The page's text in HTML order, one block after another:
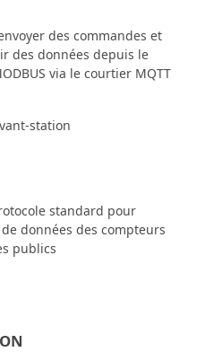
des commandes et
des données depuis le
via le courtier MQTT
station
standard pour
de données des compteurs
publics